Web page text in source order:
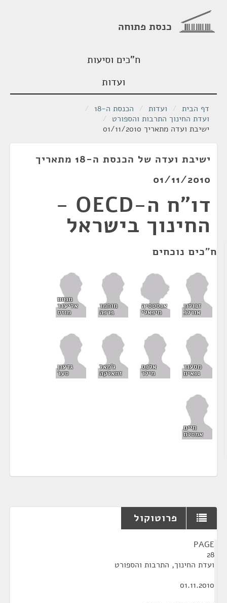
כנסת פתוחה
ח"כים וסיעות
ועדות
דף הבית / ועדות / הכנסת ה-18
/
ועדת החינוך התרבות והספורט /
ישיבת ועדה מתאריך 01/11/2010
ישיבת ועדה של הכנסת ה-18 מתאריך
01/11/2010
דו"ח ה-OECD -
החינוך בישראל
ח"כים נוכחים
זבולון
אורלב
אנסטסיה
מיכאלי
מוחמד
ברכה
מנחם
אליעזר
מוזס
מסעוד
גנאים
אלכס
מילר
ג'מאל
זחאלקה
גדעון
סער
חיים
אמסלם
פרוטוקול
PAGE
28
ועדת החינוך, התרבות והספורט
01.11.2010